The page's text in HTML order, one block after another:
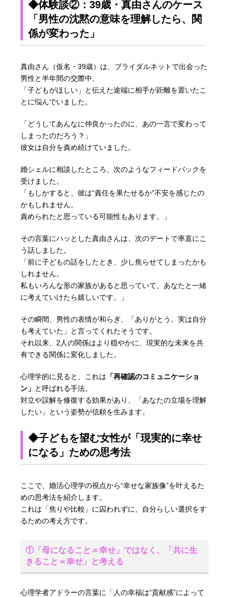
◆体験談②：39歳・真由さんのケース
「男性の沈黙の意味を理解したら、関
係が変わった」
真由さん（仮名・39歳）は、ブライダルネットで出会った
男性と半年間の交際中、
「子どもがほしい」と伝えた途端に相手が距離を置いたこ
とに悩んでいました。
「どうしてあんなに仲良かったのに、あの一言で変わって
しまったのだろう？」
彼女は自分を責め続けていました。
婚シェルに相談したところ、次のようなフィードバックを
受けました。
「もしかすると、彼は“責任を果たせるか”不安を感じたの
かもしれません。
責められたと思っている可能性もあります。」
その言葉にハッとした真由さんは、次のデートで率直にこ
う話しました。
「前に子どもの話をしたとき、少し焦らせてしまったかも
しれません。
私もいろんな形の家族があると思っていて、あなたと一緒
に考えていけたら嬉しいです。」
その瞬間、男性の表情が和らぎ、「ありがとう。実は自分
も考えていた」と言ってくれたそうです。
それ以来、2人の関係はより穏やかに、現実的な未来を共
有できる関係に変化しました。
心理学的に見ると、これは 「再確認のコミュニケーショ
ン」 と呼ばれる手法。
対立や誤解を修復する効果があり、「あなたの立場を理解
したい」という姿勢が信頼を生みます。
◆子どもを望む女性が「現実的に幸せ
になる」ための思考法
ここで、婚活心理学の視点から“幸せな家族像”を叶えるた
めの思考法を紹介します。
これは「焦りや比較」に囚われずに、自分らしい選択をす
るための考え方です。
①「母になること＝幸せ」ではなく、「共に生
きること＝幸せ」と考える
心理学者アドラーの言葉に「人の幸福は“貢献感”によって